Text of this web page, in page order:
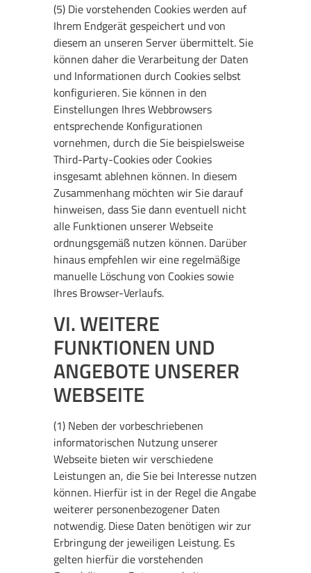
(5) Die vorstehenden Cookies werden auf
Ihrem Endgerät gespeichert und von
diesem an unseren Server übermittelt. Sie
können daher die Verarbeitung der Daten
und Informationen durch Cookies selbst
konfigurieren. Sie können in den
Einstellungen Ihres Webbrowsers
entsprechende Konfigurationen
vornehmen, durch die Sie beispielsweise
Third-Party-Cookies oder Cookies
insgesamt ablehnen können. In diesem
Zusammenhang möchten wir Sie darauf
hinweisen, dass Sie dann eventuell nicht
alle Funktionen unserer Webseite
ordnungsgemäß nutzen können. Darüber
hinaus empfehlen wir eine regelmäßige
manuelle Löschung von Cookies sowie
Ihres Browser-Verlaufs.
VI. WEITERE
FUNKTIONEN UND
ANGEBOTE UNSERER
WEBSEITE
(1) Neben der vorbeschriebenen
informatorischen Nutzung unserer
Webseite bieten wir verschiedene
Leistungen an, die Sie bei Interesse nutzen
können. Hierfür ist in der Regel die Angabe
weiterer personenbezogener Daten
notwendig. Diese Daten benötigen wir zur
Erbringung der jeweiligen Leistung. Es
gelten hierfür die vorstehenden